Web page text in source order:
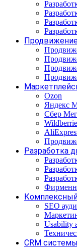
Ozon
Яндекс
Сбер
Разработка
SEO
Usability
CRM системы